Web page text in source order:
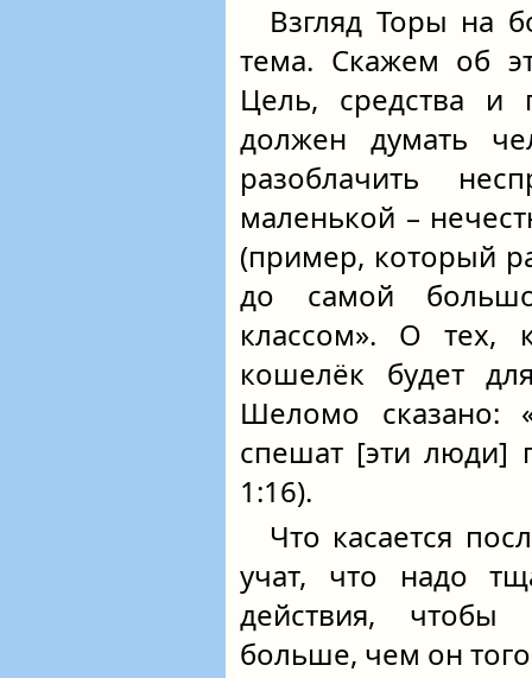
Взгляд Торы на
тема. Скажем об
Цель, средства и
должен думать
разоблачить
маленькой –
(пример, который
до самой
классом». О тех,
кошелёк будет
Шеломо сказано:
спешат [эти люди]
1:16).
Что касается
учат, что надо
действия, чтобы
больше, чем он